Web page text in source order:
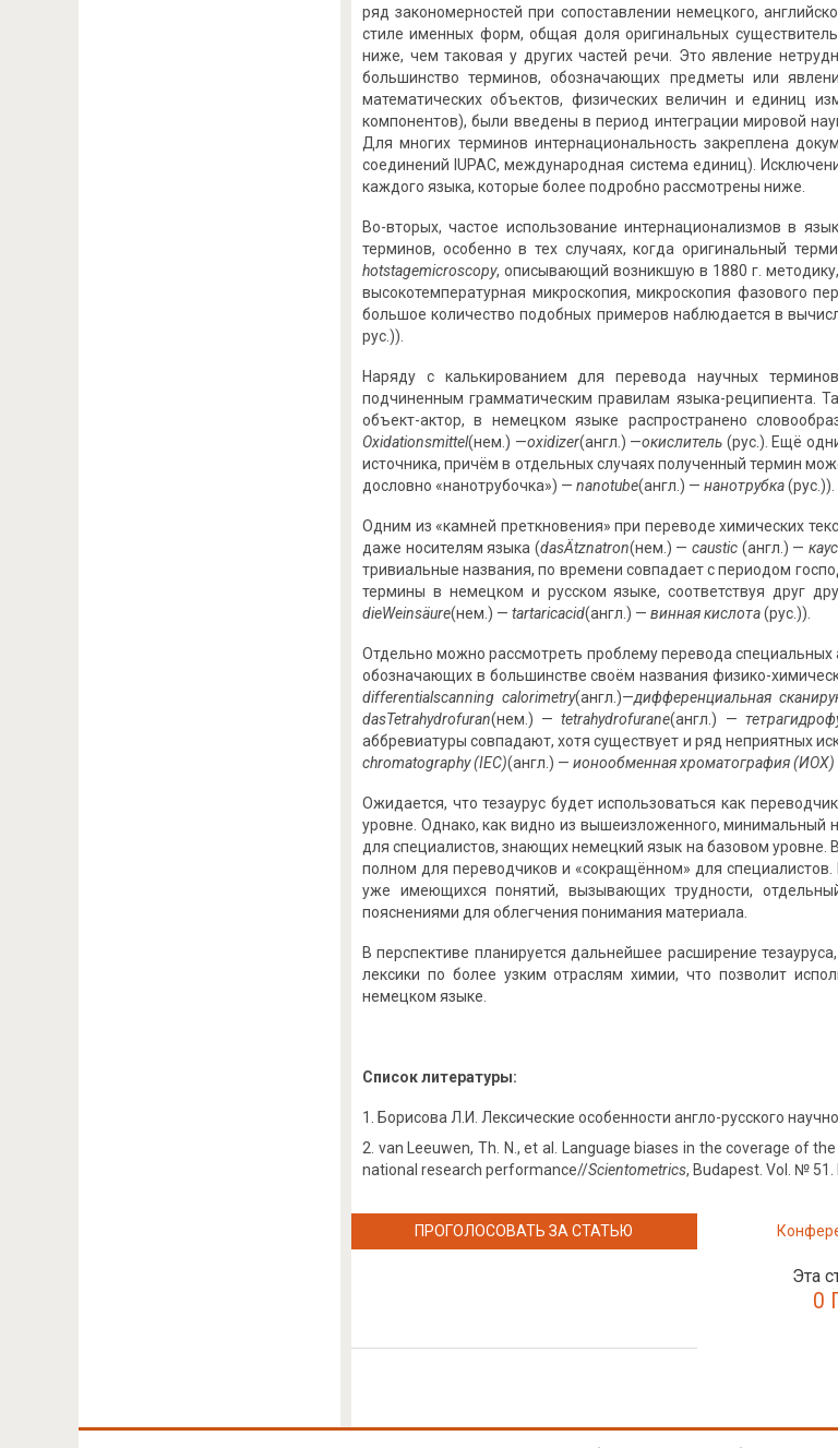
ряд закономерностей при сопоставлении немецкого,
стиле именных форм, общая доля оригинальных
ниже, чем таковая у других частей речи. Это явление
большинство терминов, обозначающих предметы или
математических объектов, физических величин и единиц
компонентов), были введены в период интеграции мировой
Для многих терминов интернациональность закреплена
соединений IUPAC, международная система единиц).
каждого языка, которые более подробно рассмотрены ниже.
Во-вторых, частое использование интернационализмов в
терминов, особенно в тех случаях, когда оригинальный
hotstagemicroscopy, описывающий возникшую в 1880 г.
высокотемпературная микроскопия, микроскопия фазового
большое количество подобных примеров наблюдается в
рус.)).
Наряду с калькированием для перевода научных
подчиненным грамматическим правилам языка-реципиента.
объект-актор, в немецком языке распространено
Oxidationsmittel(нем.) —oxidizer(англ.) —окислитель (рус.). Ещё
источника, причём в отдельных случаях полученный термин
дословно «нанотрубочка») — nanotube(англ.) — нанотрубка(рус.)).
Одним из «камней преткновения» при переводе химических
даже носителям языка (dasÄtznatron(нем.) — caustic (англ.) —
тривиальные названия, по времени совпадает с периодом
термины в немецком и русском языке, соответствуя друг
dieWeinsäure(нем.) — tartaricacid(англ.) — винная кислота(рус.)).
Отдельно можно рассмотреть проблему перевода специальных
обозначающих в большинстве своём названия физико-
differentialscanning calorimetry(англ.)—дифференциальная
dasTetrahydrofuran(нем.) —tetrahydrofurane(англ.) —
аббревиатуры совпадают, хотя существует и ряд неприятных
chromatography (IEC)(англ.) — ионообменная хроматография (ИОХ)
Ожидается, что тезаурус будет использоваться как
уровне. Однако, как видно из вышеизложенного,
для специалистов, знающих немецкий язык на базовом уровне.
полном для переводчиков и «сокращённом» для
уже имеющихся понятий, вызывающих трудности,
пояснениями для облегчения понимания материала.
В перспективе планируется дальнейшее расширение
лексики по более узким отраслям химии, что позволит
немецком языке.
Список литературы:
Борисова Л.И. Лексические особенности англо-русского
van Leeuwen, Th. N., et al. Language biases in the coverage of
national research performance//Scientometrics, Budapest. Vol. № 51.
ПРОГОЛОСОВАТЬ ЗА СТАТЬЮ
Эта
0